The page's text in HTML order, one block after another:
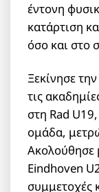
έντονη
κατάρτιση
όσο και στο
Ξεκίνησε
τις
στη Rad
ομάδα,
Ακολούθησε
Eindhoven
συμμετοχές